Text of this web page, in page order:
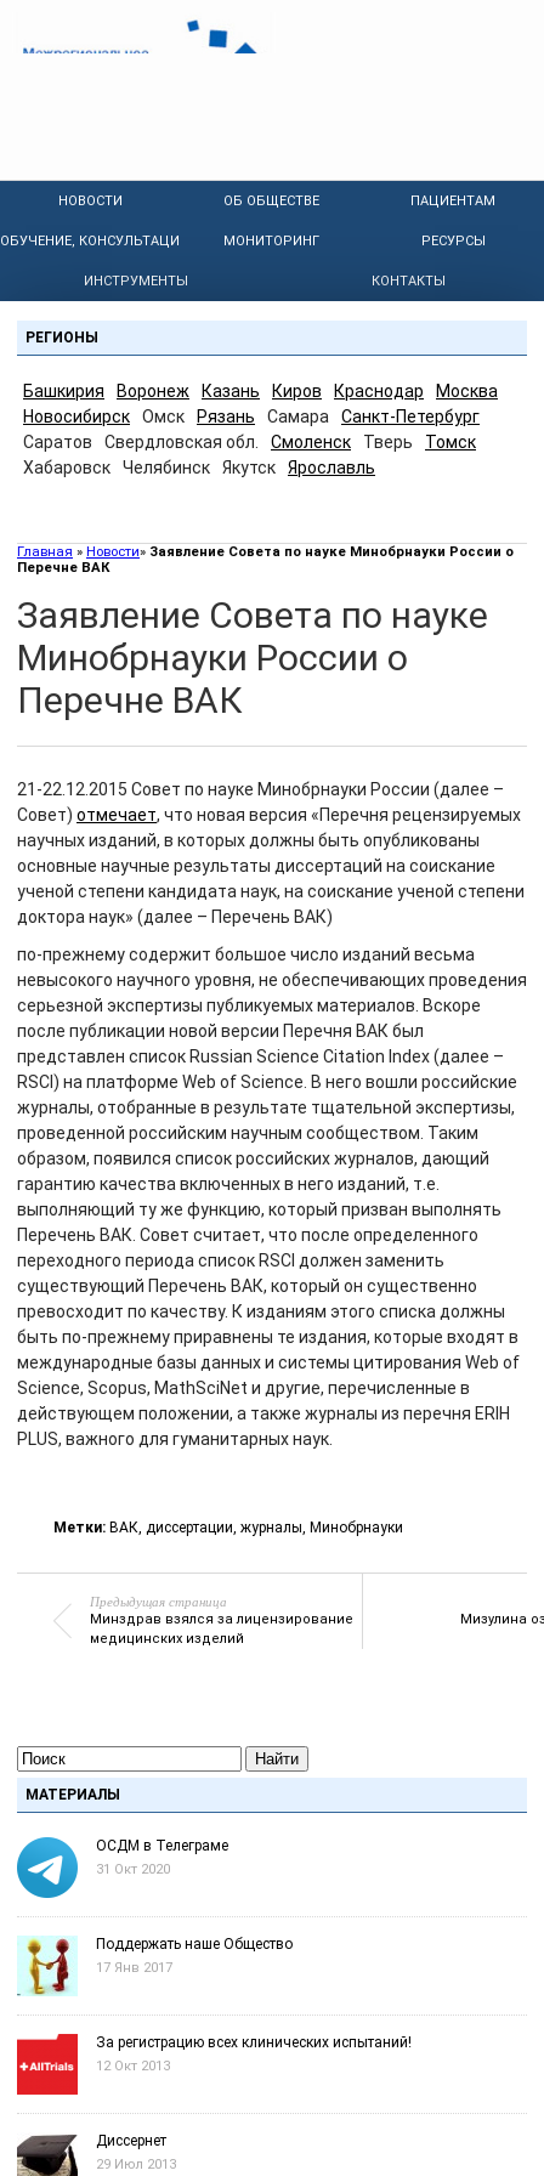
НОВОСТИ ОБ ОБЩЕСТВЕ ПАЦИЕНТАМ
ОБУЧЕНИЕ, КОНСУЛЬТАЦИИ МОНИТОРИНГ РЕСУРСЫ
ИНСТРУМЕНТЫ КОНТАКТЫ
РЕГИОНЫ
Башкирия Воронеж Казань Киров Краснодар
Москва
Новосибирск
Омск Рязань Самара
Санкт-Петербург
Саратов
Свердловская обл. Смоленск Тверь
Томск
Хабаровск
Челябинск Якутск Ярославль
Главная » Новости» Заявление Совета по науке Минобрнауки России о
Перечне ВАК
Заявление Совета по науке
Минобрнауки России о
Перечне ВАК
21-22.12.2015 Совет по науке Минобрнауки России (далее –
Совет) отмечает, что новая версия «Перечня рецензируемых
научных изданий, в которых должны быть опубликованы
основные научные результаты диссертаций на соискание
ученой степени кандидата наук, на соискание ученой степени
доктора наук» (далее – Перечень ВАК)
по-прежнему содержит большое число изданий весьма
невысокого научного уровня, не обеспечивающих проведения
серьезной экспертизы публикуемых материалов. Вскоре
после публикации новой версии Перечня ВАК был
представлен список Russian Science Citation Index (далее –
RSCI) на платформе Web of Science. В него вошли российские
журналы, отобранные в результате тщательной экспертизы,
проведенной российским научным сообществом. Таким
образом, появился список российских журналов, дающий
гарантию качества включенных в него изданий, т.е.
выполняющий ту же функцию, который призван выполнять
Перечень ВАК. Совет считает, что после определенного
переходного периода список RSCI должен заменить
существующий Перечень ВАК, который он существенно
превосходит по качеству. К изданиям этого списка должны
быть по-прежнему приравнены те издания, которые входят в
международные базы данных и системы цитирования Web of
Science, Scopus, MathSciNet и другие, перечисленные в
действующем положении, а также журналы из перечня ERIH
PLUS, важного для гуманитарных наук.
Метки: ВАК, диссертации, журналы, Минобрнауки
Предыдущая страница
Минздрав взялся за лицензирование
медицинских изделий
Мизулина
Найти
МАТЕРИАЛЫ
ОСДМ в Телеграме
31 Окт 2020
Поддержать наше Общество
17 Янв 2017
За регистрацию всех клинических испытаний!
12 Окт 2013
Диссернет
29 Июл 2013